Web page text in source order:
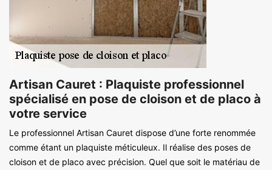
Artisan Cauret : Plaquiste professionnel
spécialisé en pose de cloison et de placo à
votre service
Le professionnel Artisan Cauret dispose d’une forte renommée
comme étant un plaquiste méticuleux. Il réalise des poses de
cloison et de placo avec précision. Quel que soit le matériau de